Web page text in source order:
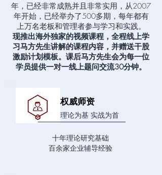
年，已经非常成熟并且非常实用，从2007
年开始，已经举办了500多期，每年都有
上万名老板和管理者参与学习和实践。
现推出海外独家的视频课程，全程线上学
习马方先生讲解的课程内容，并赠送干股
激励计划模板。课后马方先生会为每一位
学员提供一对一线上题问交流30分钟。
权威师资
理论为基 实战为首
十年理论研究基础
​百余家企业辅导经验